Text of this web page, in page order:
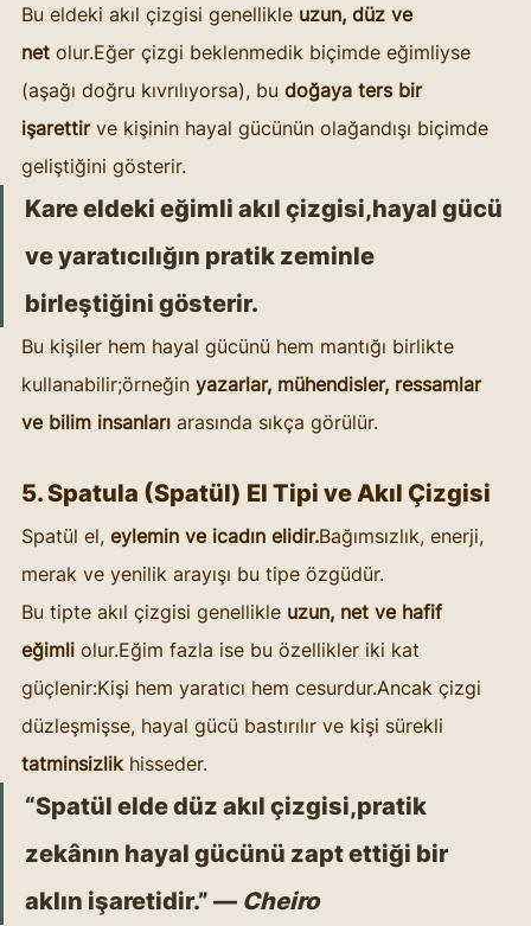
Bu eldeki akıl çizgisi genellikle uzun, düz ve
net olur.Eğer çizgi beklenmedik biçimde eğimliyse
(aşağı doğru kıvrılıyorsa), bu doğaya ters bir
işarettir ve kişinin hayal gücünün olağandışı biçimde
geliştiğini gösterir.
Kare eldeki eğimli akıl çizgisi,hayal gücü
ve yaratıcılığın pratik zeminle
birleştiğini gösterir.
Bu kişiler hem hayal gücünü hem mantığı birlikte
kullanabilir;örneğin yazarlar, mühendisler, ressamlar
ve bilim insanları arasında sıkça görülür.
5. Spatula (Spatül) El Tipi ve Akıl Çizgisi
Spatül el, eylemin ve icadın elidir.Bağımsızlık, enerji,
merak ve yenilik arayışı bu tipe özgüdür.
Bu tipte akıl çizgisi genellikle uzun, net ve hafif
eğimli olur.Eğim fazla ise bu özellikler iki kat
güçlenir:Kişi hem yaratıcı hem cesurdur.Ancak çizgi
düzleşmişse, hayal gücü bastırılır ve kişi sürekli
tatminsizlik hisseder.
“Spatül elde düz akıl çizgisi,pratik
zekânın hayal gücünü zapt ettiği bir
aklın işaretidir.” — Cheiro